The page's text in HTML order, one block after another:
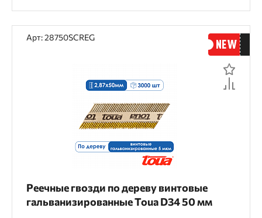
Арт: 28750SCREG
Реечные гвозди по дереву винтовые
гальванизированные Toua D34 50 мм